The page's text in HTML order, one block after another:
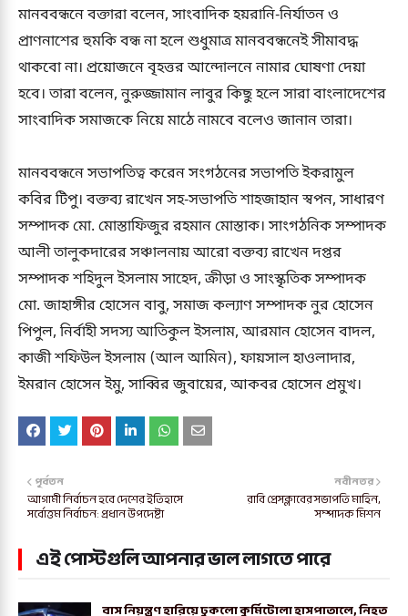
মানববন্ধনে বক্তারা বলেন, সাংবাদিক হয়রানি-নির্যাতন ও
প্রাণনাশের হুমকি বন্ধ না হলে শুধুমাত্র মানববন্ধনেই সীমাবদ্ধ
থাকবো না। প্রয়োজনে বৃহত্তর আন্দোলনে নামার ঘোষণা দেয়া
হবে। তারা বলেন, নুরুজ্জামান লাবুর কিছু হলে সারা বাংলাদেশের
সাংবাদিক সমাজকে নিয়ে মাঠে নামবে বলেও জানান তারা।
মানববন্ধনে সভাপতিত্ব করেন সংগঠনের সভাপতি ইকরামুল
কবির টিপু। বক্তব্য রাখেন সহ-সভাপতি শাহজাহান স্বপন, সাধারণ
সম্পাদক মো. মোস্তাফিজুর রহমান মোস্তাক। সাংগঠনিক সম্পাদক
আলী তালুকদারের সঞ্চালনায় আরো বক্তব্য রাখেন দপ্তর
সম্পাদক শহিদুল ইসলাম সাহেদ, ক্রীড়া ও সাংস্কৃতিক সম্পাদক
মো. জাহাঙ্গীর হোসেন বাবু, সমাজ কল্যাণ সম্পাদক নুর হোসেন
পিপুল, নির্বাহী সদস্য আতিকুল ইসলাম, আরমান হোসেন বাদল,
কাজী শফিউল ইসলাম (আল আমিন), ফায়সাল হাওলাদার,
ইমরান হোসেন ইমু, সাব্বির জুবায়ের, আকবর হোসেন প্রমুখ।
নবীনতর
রাবি প্রেসক্লাবের সভাপতি মাহিন,
সম্পাদক মিশন
পূর্বতন
আগামী নির্বাচন হবে দেশের ইতিহাসে
সর্বোত্তম নির্বাচন: প্রধান উপদেষ্টা
এই পোস্টগুলি আপনার ভাল লাগতে পারে
বাস নিয়ন্ত্রণ হারিয়ে ঢুকলো কুর্মিটোলা হাসপাতালে, নিহত